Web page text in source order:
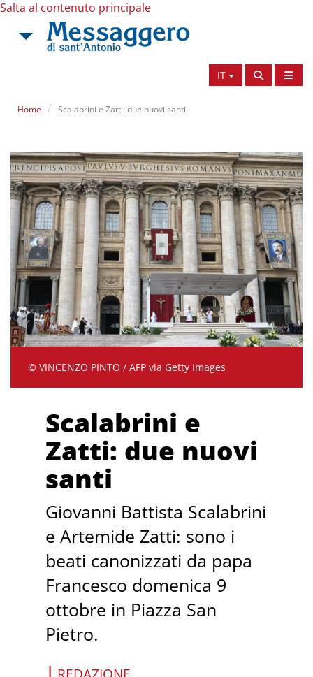
Salta al contenuto principale
IT
Home Scalabrini e Zatti: due nuovi santi
© VINCENZO PINTO / AFP via Getty Images
Scalabrini e
Zatti: due nuovi
santi
Giovanni Battista Scalabrini
e Artemide Zatti: sono i
beati canonizzati da papa
Francesco domenica 9
ottobre in Piazza San
Pietro.
|